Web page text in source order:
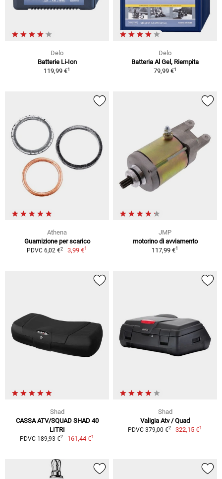
Delo
Batterie Li-Ion
119,99 €1
Delo
Batteria Al Gel, Riempita
79,99 €1
Athena
Guarnizione per scarico
PDVC 6,02 €2 3,99 €1
JMP
motorino di avviamento
117,99 €1
Shad
CASSA ATV/SQUAD SHAD 40
LITRI
PDVC 189,93 €2 161,44 €1
Shad
Valigia Atv / Quad
PDVC 379,00 €2 322,15 €1